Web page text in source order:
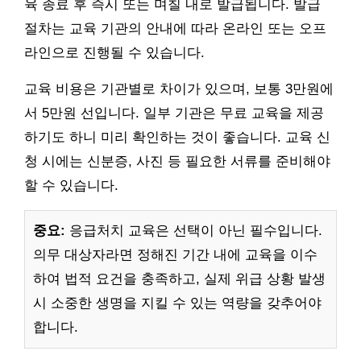
육 종료 후 즉시 또는 며칠 내로 발급됩니다. 발급
절차는 교육 기관의 안내에 따라 온라인 또는 오프
라인으로 진행될 수 있습니다.
교육 비용은 기관별로 차이가 있으며, 보통 3만원에
서 5만원 선입니다. 일부 기관은 무료 교육을 제공
하기도 하니 미리 확인하는 것이 좋습니다. 교육 신
청 시에는 신분증, 사진 등 필요한 서류를 준비해야
할 수 있습니다.
중요: 응급처치 교육은 선택이 아닌 필수입니다.
의무 대상자라면 정해진 기간 내에 교육을 이수
하여 법적 요건을 충족하고, 실제 위급 상황 발생
시 소중한 생명을 지킬 수 있는 역량을 갖추어야
합니다.